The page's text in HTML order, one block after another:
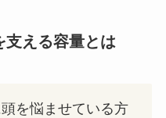
支える容量とは
を悩ませている方